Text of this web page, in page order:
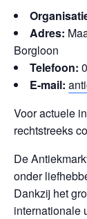
Adres:
Borgloon
Telefoon:
E-mail:
Voor actuele
rechtstreeks
De
onder
Dankzij het
internationale